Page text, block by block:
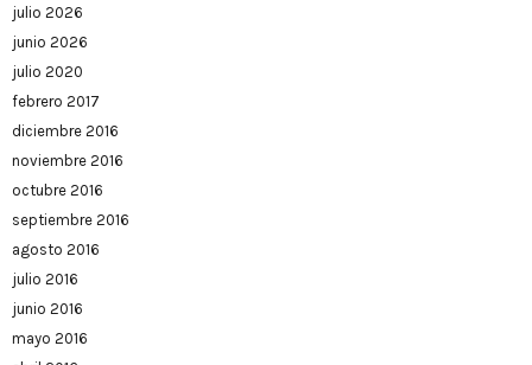
julio 2026
junio 2026
julio 2020
febrero 2017
diciembre 2016
noviembre 2016
octubre 2016
septiembre 2016
agosto 2016
julio 2016
junio 2016
mayo 2016